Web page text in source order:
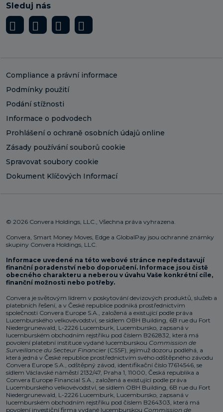
Sleduj nás
Compliance a právní informace
Podmínky použití
Podání stížnosti
Informace o podvodech
Prohlášení o ochraně osobních údajů online
Zásady používání souborů cookie
Spravovat soubory cookie
Dokument Klíčových Informací
© 2026 Convera Holdings, LLC., Všechna práva vyhrazena.
Convera, Smart Money Moves, Edge a GlobalPay jsou ochranné známky
skupiny Convera Holdings, LLC.
Informace uvedené na této webové stránce nepředstavují
finanční poradenství nebo doporučení. Informace jsou čistě
obecného charakteru a neberou v úvahu Vaše konkrétní cíle,
finanční možnosti nebo potřeby.
Convera je světovým lídrem v poskytování devizových produktů, služeb a
platebních řešení, a v České republice podniká prostřednictvím
společnosti Convera Europe S.A., založená a existující podle práva
Lucemburského velkovévodství, se sídlem OBH Building, 6B rue du Fort
Niedergrunewald, L-2226 Lucemburk, Lucembursko, zapsaná v
lucemburském obchodním rejstříku pod číslem B262832, která má
povolení platební instituce vydané lucemburskou Commission de
Surveillance du Secteur Financier (CSSF), jejímuž dozoru podléhá, a
která jedná v České republice prostřednictvím svého odštěpného závodu
Convera Europe S.A., odštěpný závod, identifikační číslo 17614546, se
sídlem Václavské náměstí 2132/47, Praha 1, 11000, Česká republika a
Convera Europe Financial S.A., založená a existující podle práva
Lucemburského velkovévodství, se sídlem OBH Building, 6B rue du Fort
Niedergrunewald, L-2226 Lucemburk, Lucembursko, zapsaná v
lucemburském obchodním rejstříku pod číslem B264303, která má
povolení investiční firma vydané lucemburskou Commission de